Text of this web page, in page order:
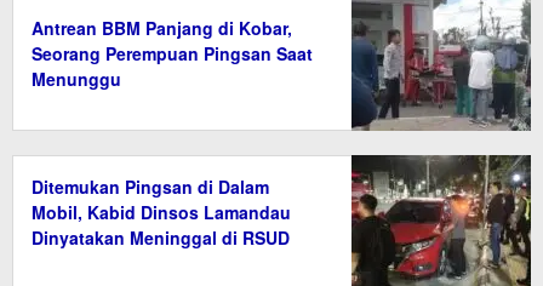
Antrean BBM Panjang di Kobar,
Seorang Perempuan Pingsan Saat
Menunggu
Ditemukan Pingsan di Dalam
Mobil, Kabid Dinsos Lamandau
Dinyatakan Meninggal di RSUD